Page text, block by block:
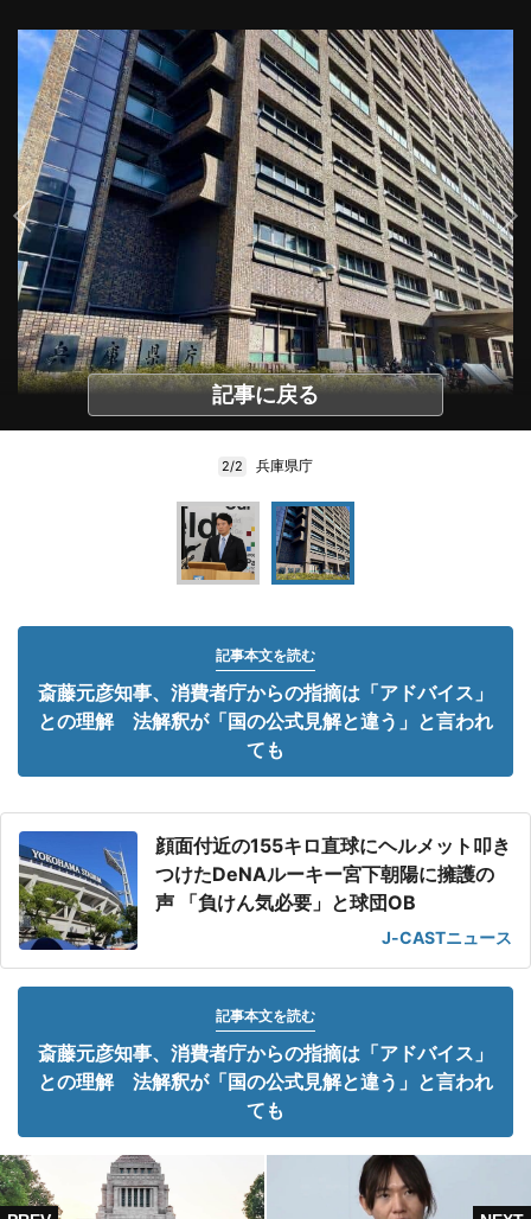
記事に戻る
2/2 兵庫県庁
記事本文を読む
斎藤元彦知事、消費者庁からの指摘は「アドバイス」
との理解 法解釈が「国の公式見解と違う」と言われ
ても
顔面付近の155キロ直球にヘルメット叩き
つけたDeNAルーキー宮下朝陽に擁護の
声 「負けん気必要」と球団OB
J-CASTニュース
記事本文を読む
斎藤元彦知事、消費者庁からの指摘は「アドバイス」
との理解 法解釈が「国の公式見解と違う」と言われ
ても